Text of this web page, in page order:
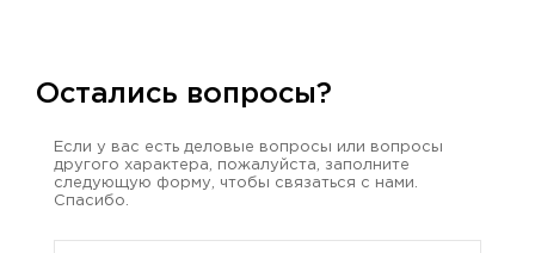
Остались вопросы?
Если у вас есть деловые вопросы или вопросы
другого характера, пожалуйста, заполните
следующую форму, чтобы связаться с нами.
Спасибо.